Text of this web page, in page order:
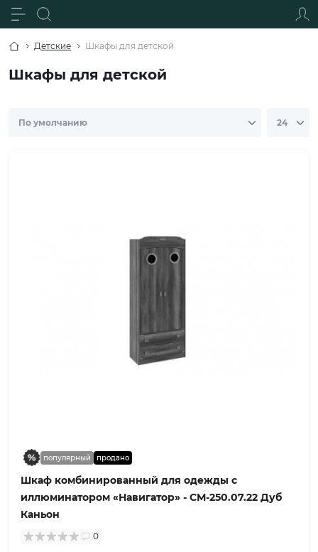
Детские Шкафы для детской
Шкафы для детской
популярный продано
Шкаф комбинированный для одежды с
иллюминатором «Навигатор» - СМ-250.07.22 Дуб
Каньон
0